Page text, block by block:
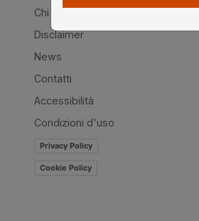
Chi siamo
Disclaimer
News
Contatti
Accessibilità
Condizioni d'uso
Privacy Policy
Cookie Policy